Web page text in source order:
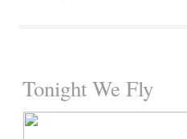
Tonight We Fly